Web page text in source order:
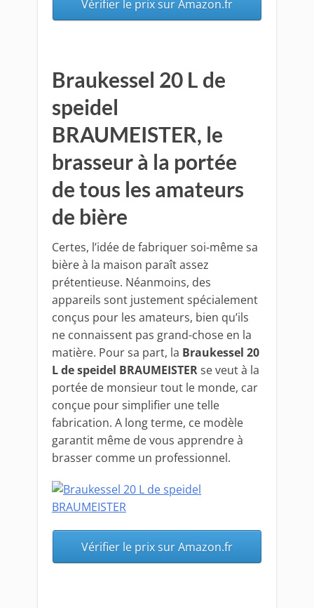
Vérifier le prix sur Amazon.fr
Braukessel 20 L de
speidel
BRAUMEISTER, le
brasseur à la portée
de tous les amateurs
de bière
Certes, l’idée de fabriquer soi-même sa
bière à la maison paraît assez
prétentieuse. Néanmoins, des
appareils sont justement spécialement
conçus pour les amateurs, bien qu’ils
ne connaissent pas grand-chose en la
matière. Pour sa part, la Braukessel 20
L de speidel BRAUMEISTERse veut à la
portée de monsieur tout le monde, car
conçue pour simplifier une telle
fabrication. A long terme, ce modèle
garantit même de vous apprendre à
brasser comme un professionnel.
Vérifier le prix sur Amazon.fr